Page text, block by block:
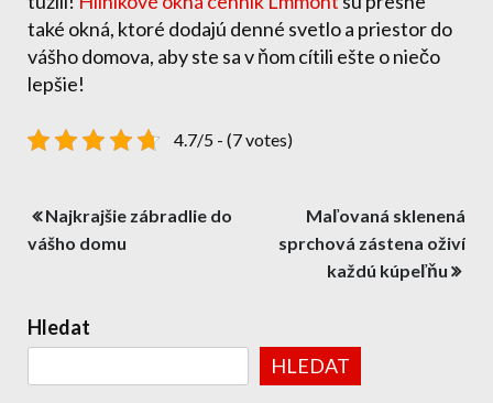
také okná, ktoré dodajú denné svetlo a priestor do
vášho domova, aby ste sa v ňom cítili ešte o niečo
lepšie!
4.7/5 - (7 votes)
Navigace
pro
Najkrajšie zábradlie do
vášho domu
Maľovaná sklenená
sprchová zástena oživí
každú kúpeľňu
Hledat
HLEDAT